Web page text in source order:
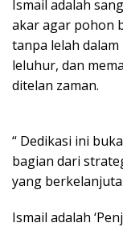
Ismail adalah
akar agar pohon
tanpa lelah
leluhur, dan
ditelan zaman.
“ Dedikasi ini
bagian dari
yang
Ismail adalah